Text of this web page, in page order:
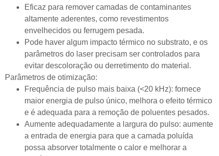
Eficaz para remover camadas de contaminantes
altamente aderentes, como revestimentos
envelhecidos ou ferrugem pesada.
Pode haver algum impacto térmico no substrato, e os
parâmetros do laser precisam ser controlados para
evitar descoloração ou derretimento do material.
Parâmetros de otimização:
Frequência de pulso mais baixa (<20 kHz): fornece
maior energia de pulso único, melhora o efeito térmico
e é adequada para a remoção de poluentes pesados.
Aumente adequadamente a largura do pulso: aumente
a entrada de energia para que a camada poluída
possa absorver totalmente o calor e melhorar a